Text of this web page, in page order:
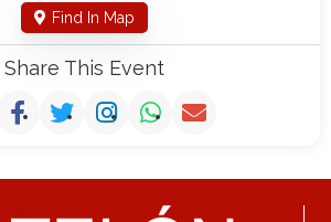
Find In Map
Share This Event